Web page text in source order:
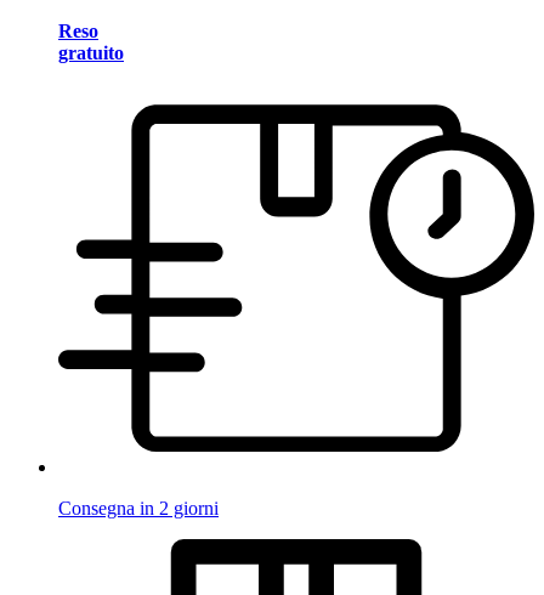
Reso
gratuito
Consegna in 2 giorni